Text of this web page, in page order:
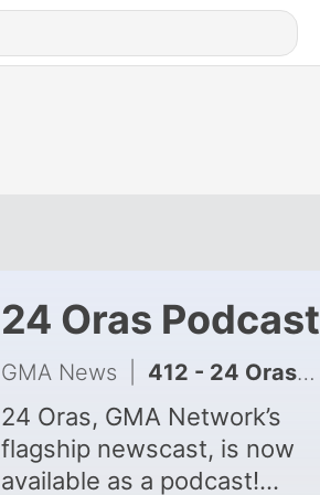
24 Oras Podcast
GMA News 412 - 24 Oras Podcast: 'Maymay' expected to make landfall in Ilocos, Sen. Bato dela Rosa not yet arrested, Wamil corrects Sen. Imee Marcos
24 Oras, GMA Network’s
flagship newscast, is now
available as a podcast!